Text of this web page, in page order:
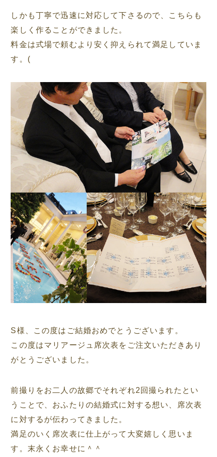
しかも丁寧で迅速に対応して下さるので、こちらも
楽しく作ることができました。
料金は式場で頼むより安く抑えられて満足していま
す。(
S様、この度はご結婚おめでとうございます。
この度はマリアージュ席次表をご注文いただきあり
がとうございました。
前撮りをお二人の故郷でそれぞれ2回撮られたとい
うことで、おふたりの結婚式に対する想い、席次表
に対するが伝わってきました。
満足のいく席次表に仕上がって大変嬉しく思いま
す。末永くお幸せに＾＾